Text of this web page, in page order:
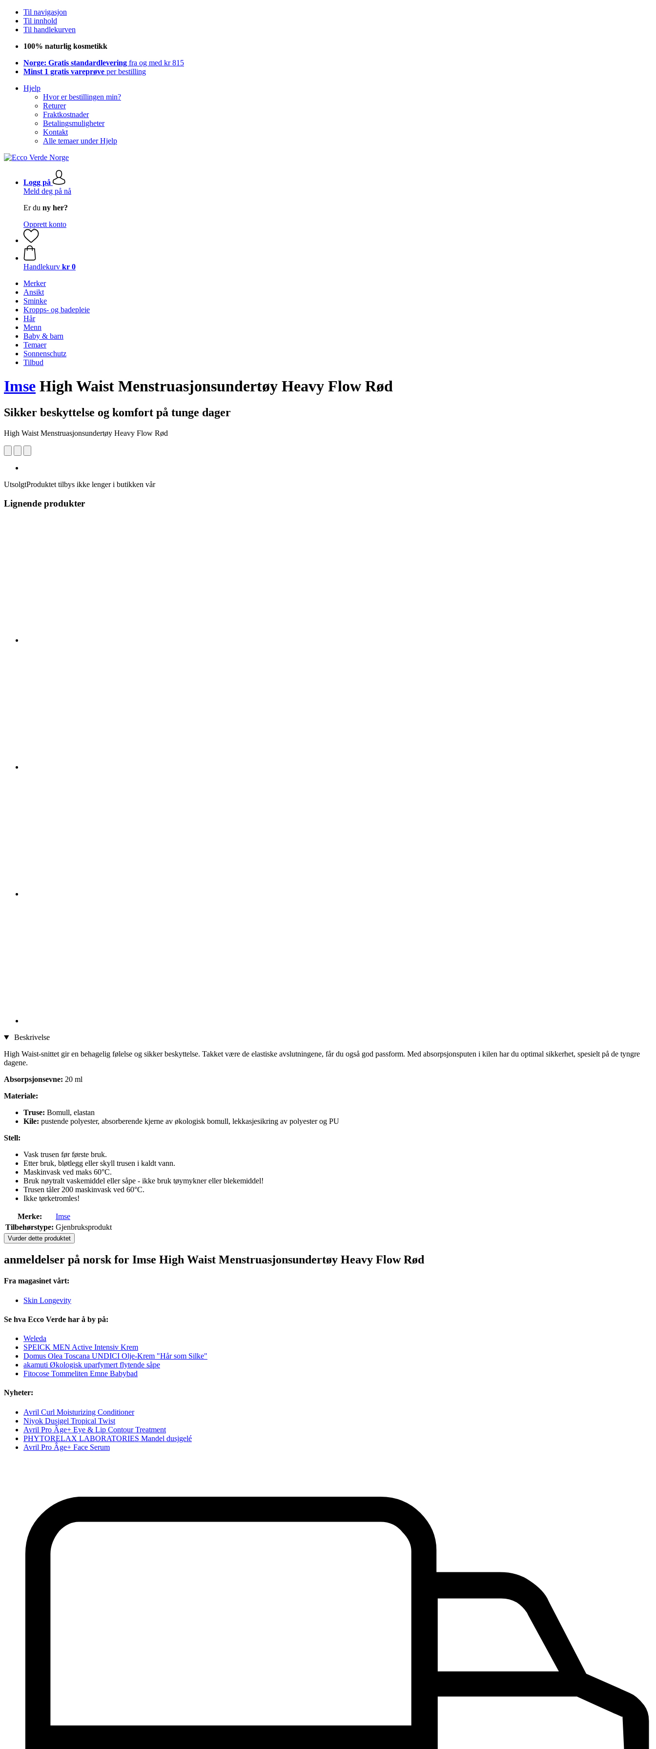
Til navigasjon
Til innhold
Til handlekurven
100% naturlig kosmetikk
Norge: Gratis standardlevering fra og med kr 815
Minst 1 gratis vareprøve per bestilling
Hjelp
Hvor er bestillingen min?
Returer
Fraktkostnader
Betalingsmuligheter
Kontakt
Alle temaer under Hjelp
Logg på
Meld deg på nå
Er du ny her?
Opprett konto
Handlekurv kr 0
Merker
Ansikt
Sminke
Kropps- og badepleie
Hår
Menn
Baby & barn
Temaer
Sonnenschutz
Tilbud
Imse High Waist Menstruasjonsundertøy Heavy Flow Rød
Sikker beskyttelse og komfort på tunge dager
High Waist Menstruasjonsundertøy Heavy Flow Rød
UtsolgtProduktet tilbys ikke lenger i butikken vår
Lignende produkter
Beskrivelse
High Waist-snittet gir en behagelig følelse og sikker beskyttelse. Takket være de elastiske avslutningene, får du også god passform. Med absorpsjonsputen i kilen har du optimal sikkerhet, spesielt på de tyngre
dagene.
Absorpsjonsevne: 20 ml
Materiale:
Truse: Bomull, elastan
Kile: pustende polyester, absorberende kjerne av økologisk bomull, lekkasjesikring av polyester og PU
Stell:
Vask trusen før første bruk.
Etter bruk, bløtlegg eller skyll trusen i kaldt vann.
Maskinvask ved maks 60°C.
Bruk nøytralt vaskemiddel eller såpe - ikke bruk tøymykner eller blekemiddel!
Trusen tåler 200 maskinvask ved 60°C.
Ikke tørketromles!
Merke:
Imse
Tilbehørstype: Gjenbruksprodukt
Vurder dette produktet
anmeldelser på norsk for Imse High Waist Menstruasjonsundertøy Heavy Flow Rød
Fra magasinet vårt:
Skin Longevity
Se hva Ecco Verde har å by på:
Weleda
SPEICK MEN Active Intensiv Krem
Domus Olea Toscana UNDICI Olje-Krem "Hår som Silke"
akamuti Økologisk uparfymert flytende såpe
Fitocose Tommeliten Emne Babybad
Nyheter:
Avril Curl Moisturizing Conditioner
Niyok Dusjgel Tropical Twist
Avril Pro Âge+ Eye & Lip Contour Treatment
PHYTORELAX LABORATORIES Mandel dusjgelé
Avril Pro Âge+ Face Serum